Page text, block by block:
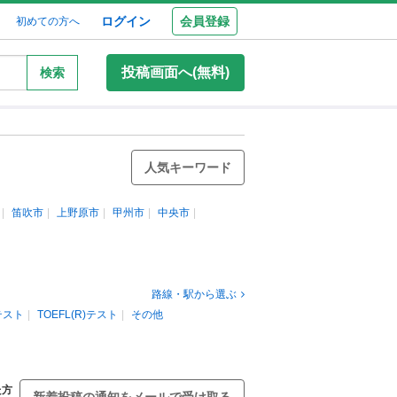
初めての方へ ログイン 会員登録
検索 投稿画面へ(無料)
人気キーワード
笛吹市 上野原市 甲州市 中央市
路線・駅から選ぶ
ト
TOEFL(R)テスト その他